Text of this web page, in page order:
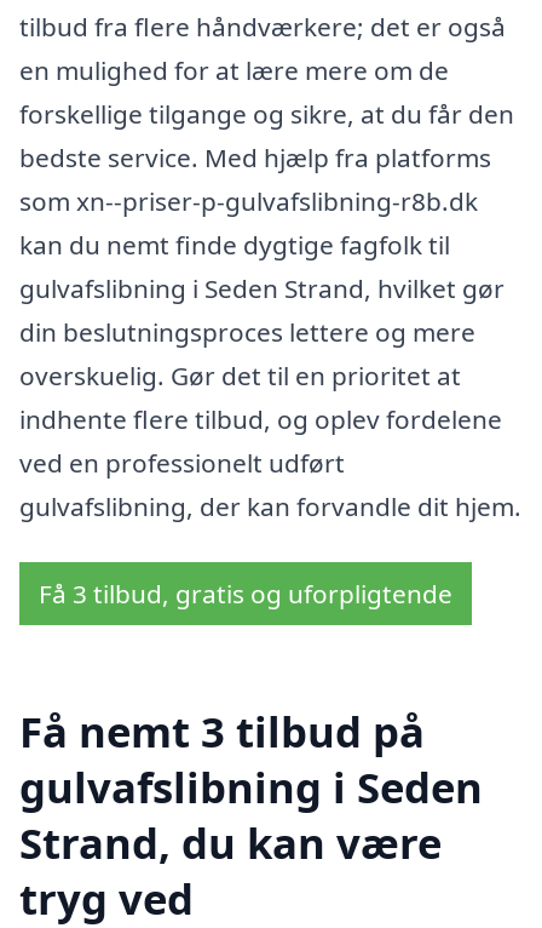
tilbud fra flere håndværkere; det er også
en mulighed for at lære mere om de
forskellige tilgange og sikre, at du får den
bedste service. Med hjælp fra platforms
som xn--priser-p-gulvafslibning-r8b.dk
kan du nemt finde dygtige fagfolk til
gulvafslibning i Seden Strand, hvilket gør
din beslutningsproces lettere og mere
overskuelig. Gør det til en prioritet at
indhente flere tilbud, og oplev fordelene
ved en professionelt udført
gulvafslibning, der kan forvandle dit hjem.
Få 3 tilbud, gratis og uforpligtende
Få nemt 3 tilbud på
gulvafslibning i Seden
Strand, du kan være
tryg ved